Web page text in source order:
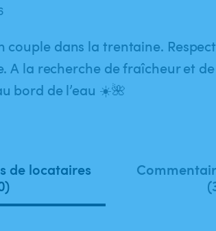
couple dans la trentaine.
A la recherche de fraîcheur et
bord de l’eau ☀️🌺
de locataires